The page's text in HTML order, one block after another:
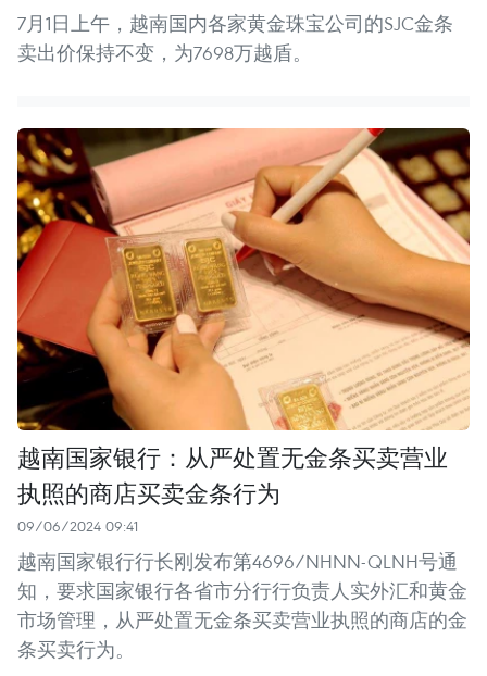
7月1日上午，越南国内各家黄金珠宝公司的SJC金条
卖出价保持不变，为7698万越盾。
越南国家银行：从严处置无金条买卖营业
执照的商店买卖金条行为
09/06/2024 09:41
越南国家银行行长刚发布第4696/NHNN-QLNH号通
知，要求国家银行各省市分行行负责人实外汇和黄金
市场管理，从严处置无金条买卖营业执照的商店的金
条买卖行为。